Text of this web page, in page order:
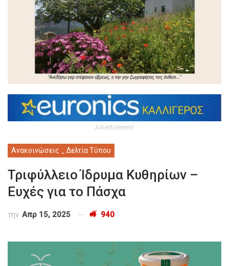
Advertisement
Ανακοινώσεις _ Δελτία Τύπου
Τριφύλλειο Ίδρυμα Κυθηρίων –
Ευχές για το Πάσχα
την Απρ 15, 2025 940